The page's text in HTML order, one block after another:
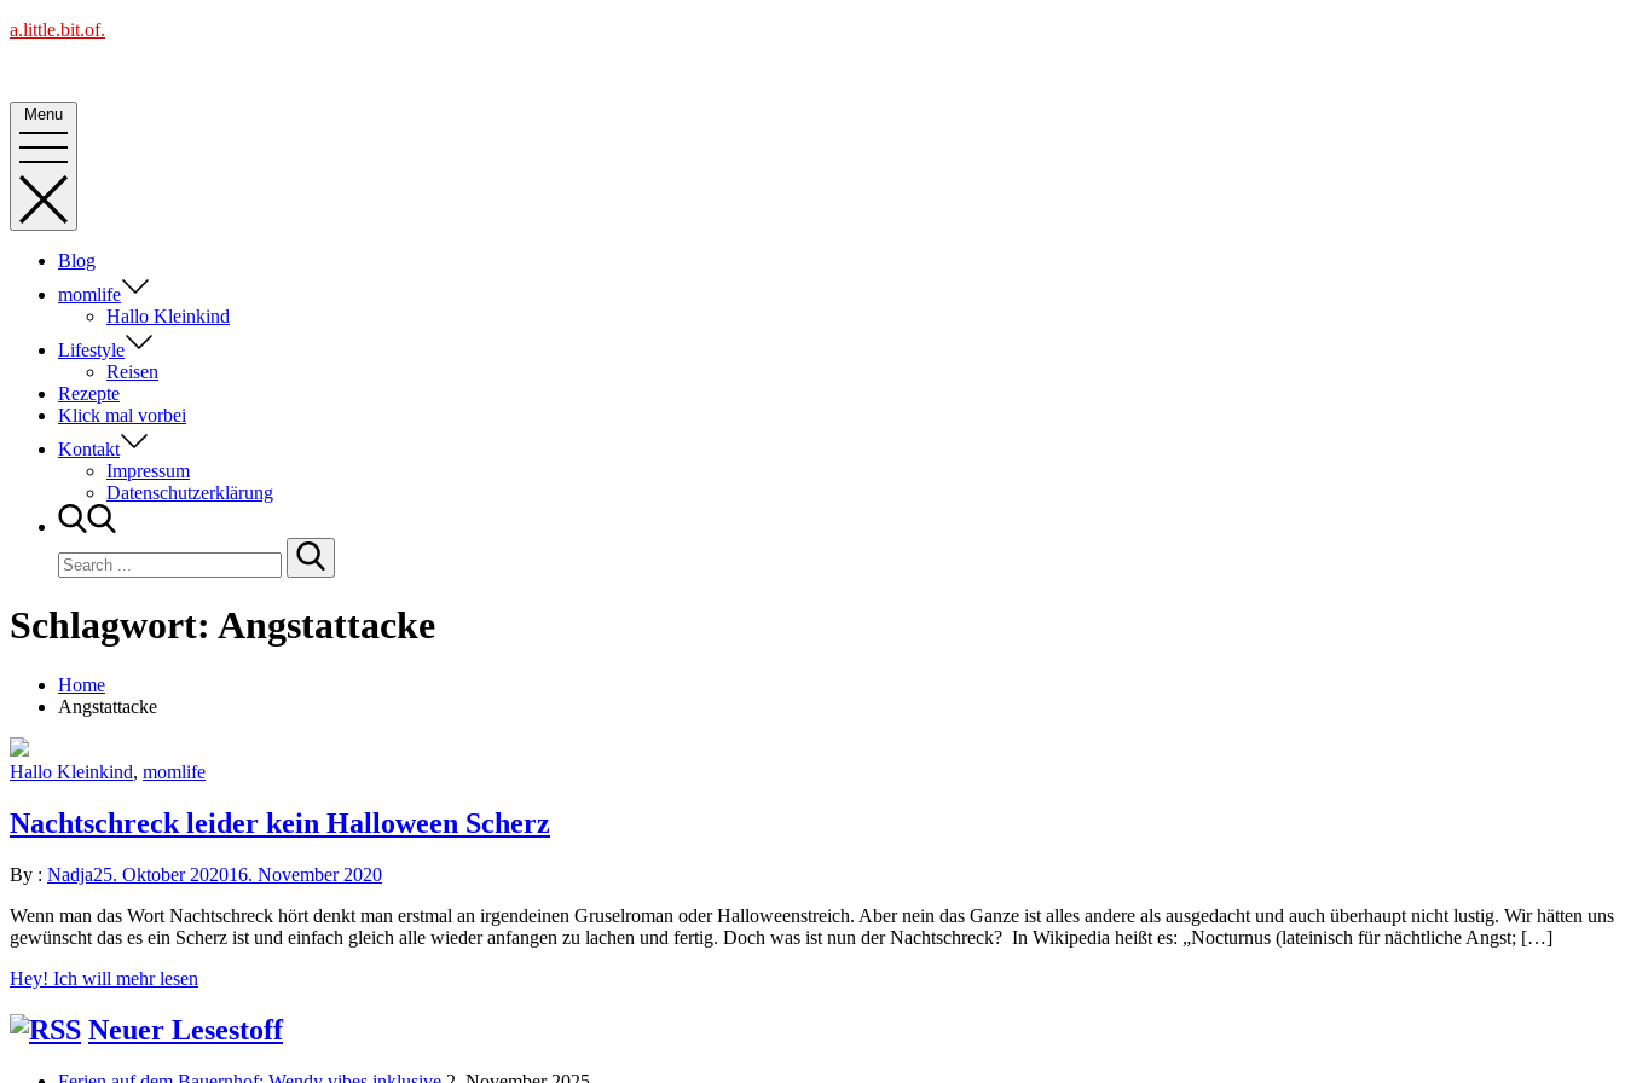
Skip
a.little.bit.of.
Menu
Blog
momlife
Hallo Kleinkind
Lifestyle
Reisen
Rezepte
Klick mal vorbei
Kontakt
Impressum
Datenschutzerklärung
for:
Schlagwort: Angstattacke
Home
Angstattacke
Hallo Kleinkind, momlife
Nachtschreck leider kein Halloween Scherz
By : Nadja25. Oktober 202016. November 2020
Wenn man das Wort Nachtschreck hört denkt man erstmal an irgendeinen Gruselroman oder Halloweenstreich. Aber nein das Ganze ist alles andere als ausgedacht und auch überhaupt nicht lustig. Wir hätten uns
gewünscht das es ein Scherz ist und einfach gleich alle wieder anfangen zu lachen und fertig. Doch was ist nun der Nachtschreck? In Wikipedia heißt es: „Nocturnus (lateinisch für nächtliche Angst; […]
Hey! Ich will mehr lesen
Neuer Lesestoff